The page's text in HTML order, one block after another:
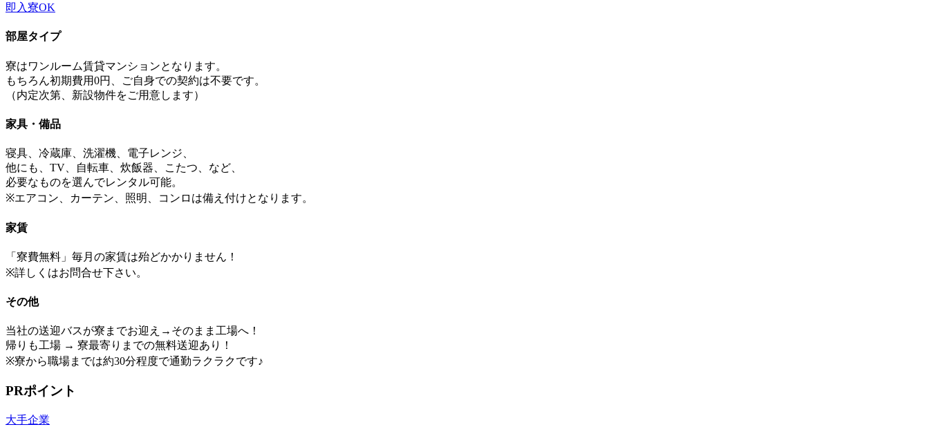
即入寮OK
部屋タイプ
寮はワンルーム賃貸マンションとなります。
もちろん初期費用0円、ご自身での契約は不要です。
（内定次第、新設物件をご用意します）
家具・備品
寝具、冷蔵庫、洗濯機、電子レンジ、
他にも、TV、自転車、炊飯器、こたつ、など、
必要なものを選んでレンタル可能。
※エアコン、カーテン、照明、コンロは備え付けとなります。
家賃
「寮費無料」毎月の家賃は殆どかかりません！
※詳しくはお問合せ下さい。
その他
当社の送迎バスが寮までお迎え→そのまま工場へ！
帰りも工場 → 寮最寄りまでの無料送迎あり！
※寮から職場までは約30分程度で通勤ラクラクです♪
PRポイント
大手企業